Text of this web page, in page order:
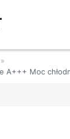
»
A+++ Moc